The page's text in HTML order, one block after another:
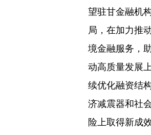
望驻甘金融机
局，在加力推
境金融服务，
动高质量发展
续优化融资结
济减震器和社
险上取得新成